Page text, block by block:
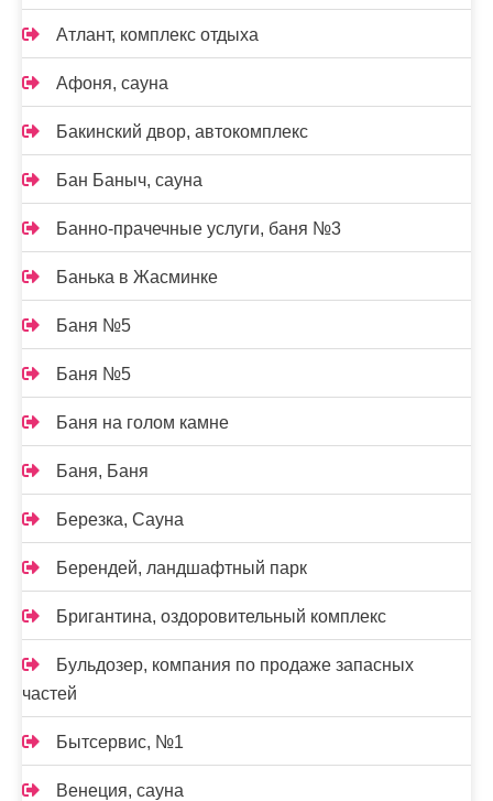
Атлант, комплекс отдыха
Афоня, сауна
Бакинский двор, автокомплекс
Бан Баныч, сауна
Банно-прачечные услуги, баня №3
Банька в Жасминке
Баня №5
Баня №5
Баня на голом камне
Баня, Баня
Березка, Сауна
Берендей, ландшафтный парк
Бригантина, оздоровительный комплекс
Бульдозер, компания по продаже запасных
частей
Бытсервис, №1
Венеция, сауна